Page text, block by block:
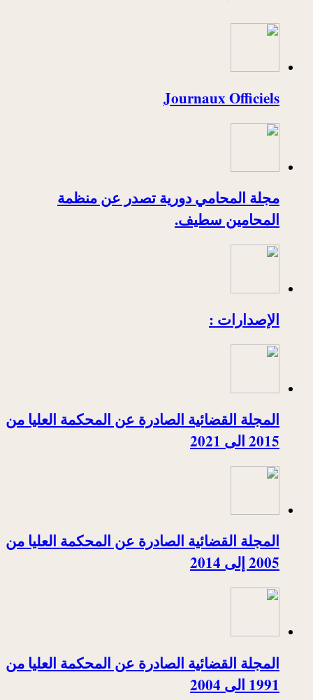
Journaux Officiels
مجلة المحامي دورية تصدر عن منظمة
المحامين سطيف.
الإصدارات :
المجلة القضائية الصادرة عن المحكمة العليا من
2015 الى 2021
المجلة القضائية الصادرة عن المحكمة العليا من
2005 إلى 2014
المجلة القضائية الصادرة عن المحكمة العليا من
1991 الى 2004